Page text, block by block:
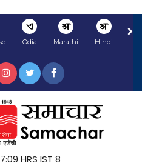
अ
Hindi
अ
Marathi
ଏ
Odia
8 Aug 2026, 17:09 HRS IST